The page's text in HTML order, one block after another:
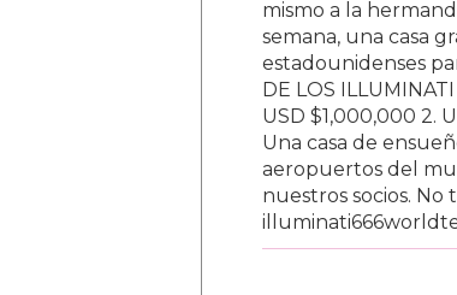
mismo a la
semana, una casa
estadounidenses
DE LOS
USD $1,000,000 2.
Una casa de
aeropuertos del
nuestros socios. No